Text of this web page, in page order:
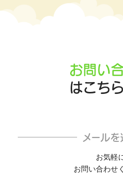
お問い
はこち
メールを
お気軽
お問い合わせ